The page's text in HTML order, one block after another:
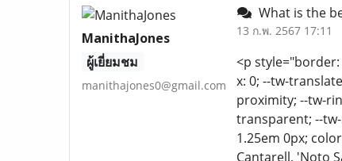
ManithaJones
ผู้เยี่ยมชม
manithajones0@gmail.com
What is the
13 ก.พ. 2567 17:11
<p
x: 0; --tw-
proximity; --tw-
transparent; --
1.25em 0px;
Cantarell, 'Noto